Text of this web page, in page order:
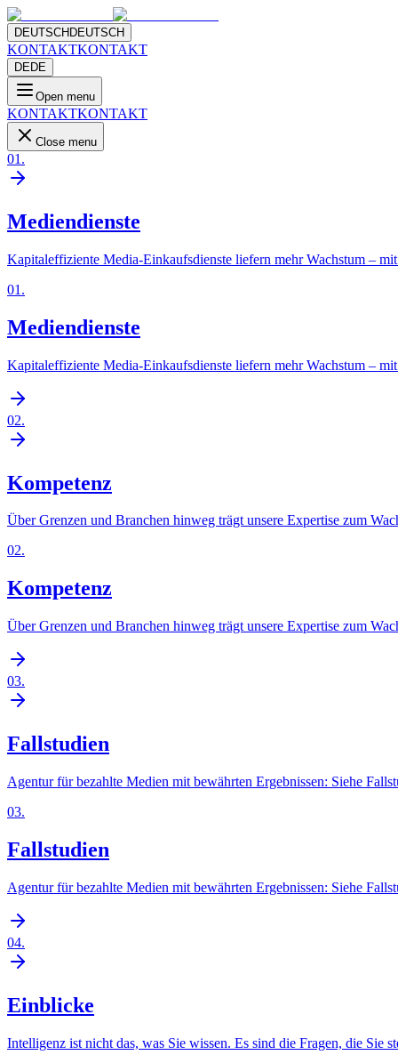
DEUTSCH DEUTSCH
KONTAKTKONTAKT
DEDE
Open menu
KONTAKTKONTAKT
Close menu
01 .
Mediendienste
Kapitaleffiziente Media-Einkaufsdienste liefern mehr Wachstum –
01 .
Mediendienste
Kapitaleffiziente Media-Einkaufsdienste liefern mehr Wachstum –
02.
Kompetenz
Über Grenzen und Branchen hinweg trägt unsere Expertise zum
02.
Kompetenz
Über Grenzen und Branchen hinweg trägt unsere Expertise zum
03.
Fallstudien
Agentur für bezahlte Medien mit bewährten Ergebnissen: Siehe
03.
Fallstudien
Agentur für bezahlte Medien mit bewährten Ergebnissen: Siehe
04.
Einblicke
Intelligenz ist nicht das, was Sie wissen. Es sind die Fragen, die Sie